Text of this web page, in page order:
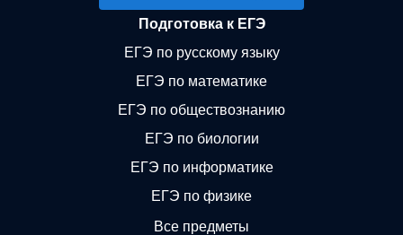
Подготовка к ЕГЭ
ЕГЭ по русскому языку
ЕГЭ по математике
ЕГЭ по обществознанию
ЕГЭ по биологии
ЕГЭ по информатике
ЕГЭ по физике
Все предметы